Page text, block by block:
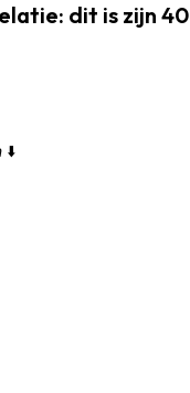
dit is zijn 40
⬇️